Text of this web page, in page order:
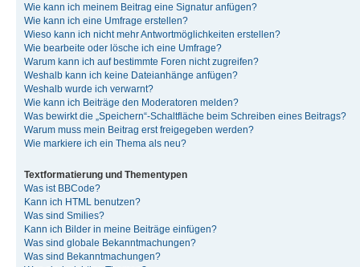
Wie kann ich meinem Beitrag eine Signatur anfügen?
Wie kann ich eine Umfrage erstellen?
Wieso kann ich nicht mehr Antwortmöglichkeiten erstellen?
Wie bearbeite oder lösche ich eine Umfrage?
Warum kann ich auf bestimmte Foren nicht zugreifen?
Weshalb kann ich keine Dateianhänge anfügen?
Weshalb wurde ich verwarnt?
Wie kann ich Beiträge den Moderatoren melden?
Was bewirkt die „Speichern“-Schaltfläche beim Schreiben eines Beitrags?
Warum muss mein Beitrag erst freigegeben werden?
Wie markiere ich ein Thema als neu?
Textformatierung und Thementypen
Was ist BBCode?
Kann ich HTML benutzen?
Was sind Smilies?
Kann ich Bilder in meine Beiträge einfügen?
Was sind globale Bekanntmachungen?
Was sind Bekanntmachungen?